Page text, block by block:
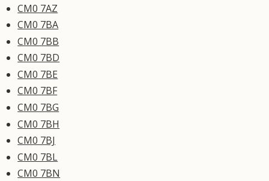
CM0 7AZ
CM0 7BA
CM0 7BB
CM0 7BD
CM0 7BE
CM0 7BF
CM0 7BG
CM0 7BH
CM0 7BJ
CM0 7BL
CM0 7BN